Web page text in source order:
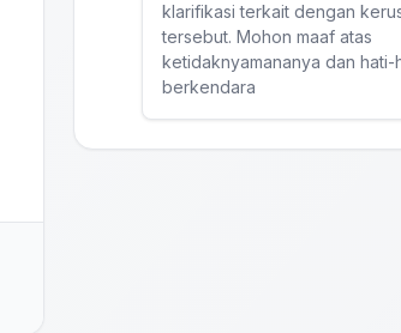
klarifikasi terkait dengan
tersebut. Mohon maaf atas
ketidaknyamananya dan hati-
berkendara